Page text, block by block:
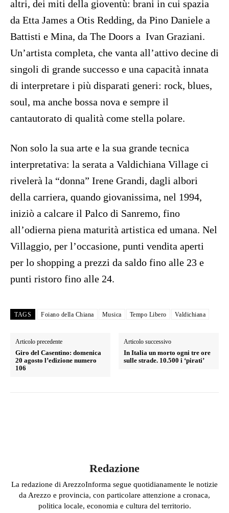
altri, dei miti della gioventù: brani in cui spazia
da Etta James a Otis Redding, da Pino Daniele a
Battisti e Mina, da The Doors a Ivan Graziani.
Un’artista completa, che vanta all’attivo decine di
singoli di grande successo e una capacità innata
di interpretare i più disparati generi: rock, blues,
soul, ma anche bossa nova e sempre il
cantautorato di qualità come stella polare.
Non solo la sua arte e la sua grande tecnica
interpretativa: la serata a Valdichiana Village ci
rivelerà la “donna” Irene Grandi, dagli albori
della carriera, quando giovanissima, nel 1994,
iniziò a calcare il Palco di Sanremo, fino
all’odierna piena maturità artistica ed umana. Nel
Villaggio, per l’occasione, punti vendita aperti
per lo shopping a prezzi da saldo fino alle 23 e
punti ristoro fino alle 24.
TAGS Foiano della Chiana Musica Tempo Libero Valdichiana
Articolo precedente
Giro del Casentino: domenica
20 agosto l’edizione numero
106
Articolo successivo
In Italia un morto ogni tre ore
sulle strade. 10.500 i ‘pirati’
Redazione
La redazione di ArezzoInforma segue quotidianamente le notizie
da Arezzo e provincia, con particolare attenzione a cronaca,
politica locale, economia e cultura del territorio.